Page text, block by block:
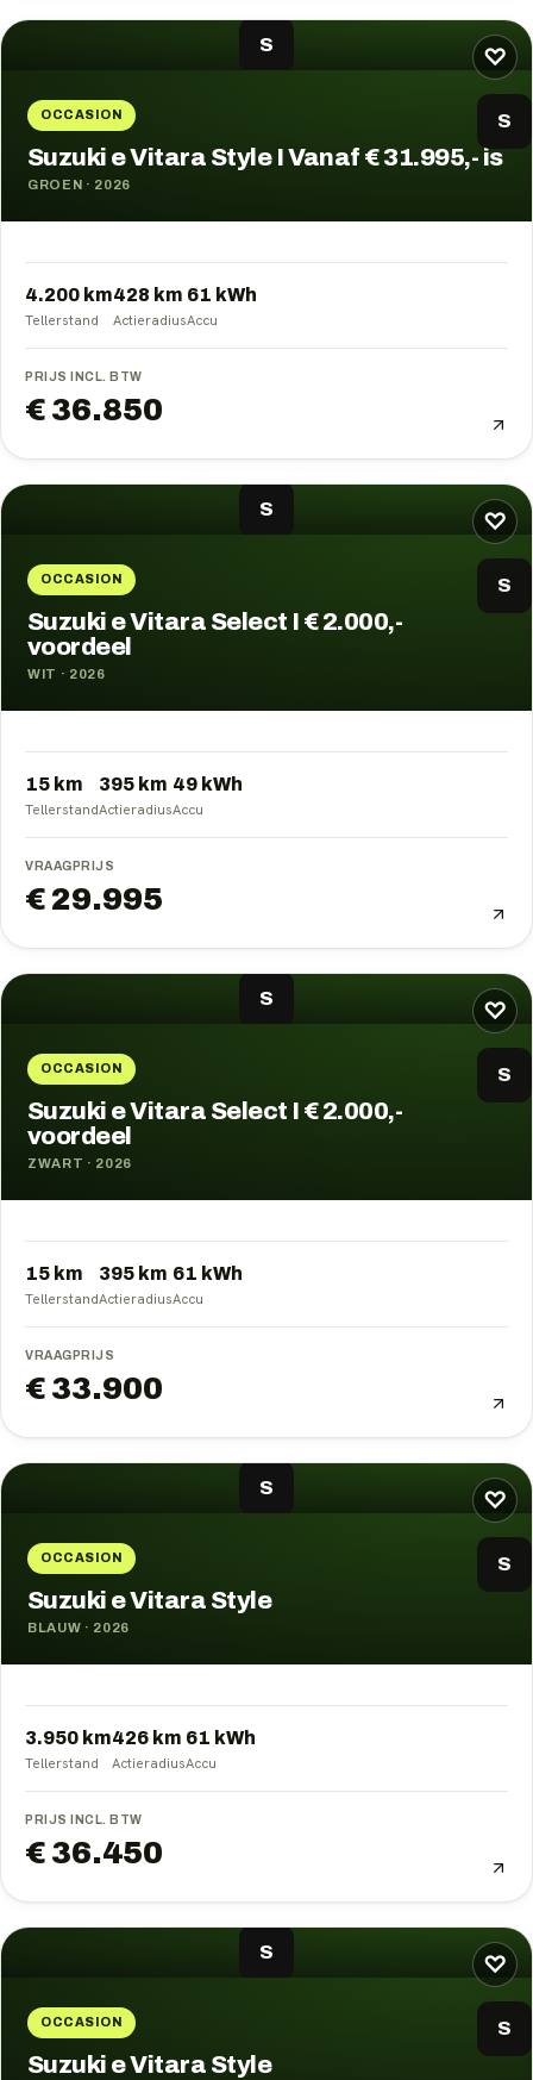
♡
S
OCCASION S
Suzuki e Vitara Style I Vanaf € 31.995,- is
GROEN · 2026
4.200 km
Tellerstand
428 km
Actieradius
61 kWh
Accu
PRIJS INCL. BTW
€ 36.850
♡
S
OCCASION S
Suzuki e Vitara Select I € 2.000,-
voordeel
WIT · 2026
15 km
Tellerstand
395 km
Actieradius
49 kWh
Accu
VRAAGPRIJS
€ 29.995
♡
S
OCCASION S
Suzuki e Vitara Select I € 2.000,-
voordeel
ZWART · 2026
15 km
Tellerstand
395 km
Actieradius
61 kWh
Accu
VRAAGPRIJS
€ 33.900
♡
S
OCCASION S
Suzuki e Vitara Style
BLAUW · 2026
3.950 km
Tellerstand
426 km
Actieradius
61 kWh
Accu
PRIJS INCL. BTW
€ 36.450
♡
S
OCCASION S
Suzuki e Vitara Style